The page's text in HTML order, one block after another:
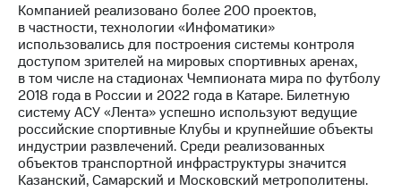
Контроль
и
аудит
Рынок
акций
Описание
Программа
приобретения
Порядок
выкупа
Компанией реализовано более 200 проектов,
в частности, технологии «Инфоматики»
использовались для построения системы контроля
доступом зрителей на мировых спортивных аренах,
в том числе на стадионах Чемпионата мира по футболу
2018 года в России и 2022 года в Катаре. Билетную
систему АСУ «Лента» успешно используют ведущие
российские спортивные Клубы и крупнейшие объекты
индустрии развлечений. Среди реализованных
объектов транспортной инфраструктуры значится
Казанский, Самарский и Московский метрополитены.